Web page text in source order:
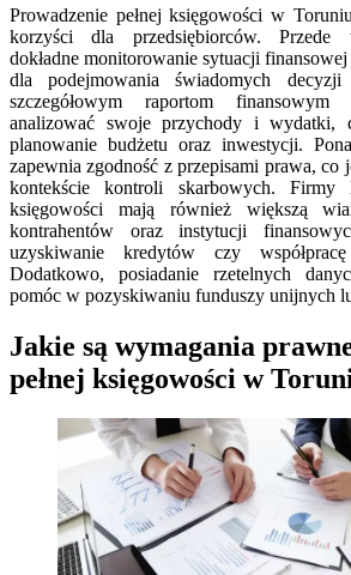
Prowadzenie pełnej księgowości w
korzyści dla przedsiębiorców. Przede
dokładne monitorowanie sytuacji
dla podejmowania świadomych
szczegółowym raportom finansowym
analizować swoje przychody i wydatki,
planowanie budżetu oraz inwestycji.
zapewnia zgodność z przepisami prawa, co
kontekście kontroli skarbowych. Firmy
księgowości mają również większą
kontrahentów oraz instytucji
uzyskiwanie kredytów czy
Dodatkowo, posiadanie rzetelnych
pomóc w pozyskiwaniu funduszy unijnych
Jakie są wymagania
pełnej księgowości w